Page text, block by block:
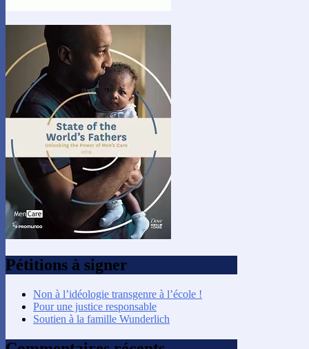
Pétitions à signer
Non à l’idéologie transgenre à l’école !
Pour une justice responsable
Soutien à la famille Wunderlich